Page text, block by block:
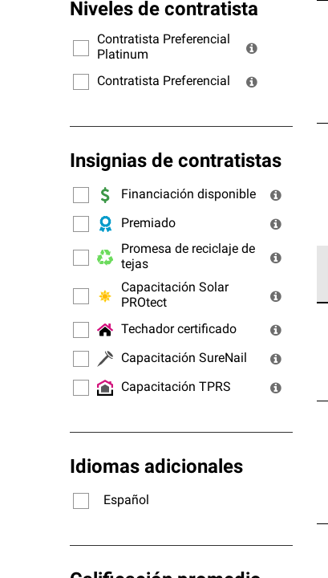
Niveles de contratista
Contratista Preferencial
Platinum
Contratista Preferencial
Insignias de contratistas
Financiación disponible
Premiado
Promesa de reciclaje de
tejas
Capacitación Solar
PROtect
Techador certificado
Capacitación SureNail
Capacitación TPRS
Idiomas adicionales
Español